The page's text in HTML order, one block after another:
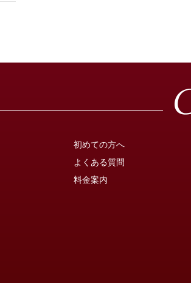
初めての方へ
よくある質問
料金案内